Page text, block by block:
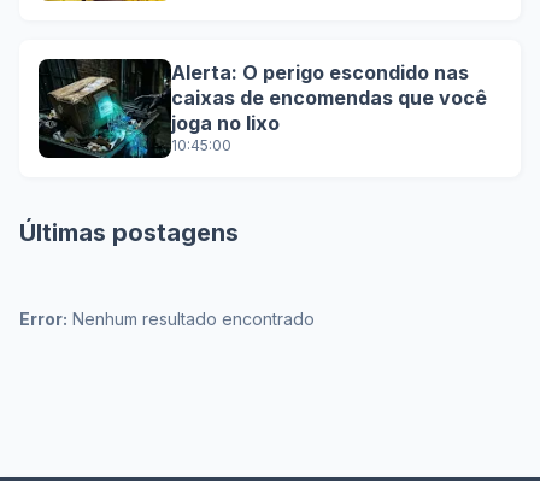
Alerta: O perigo escondido nas
caixas de encomendas que você
joga no lixo
10:45:00
Últimas postagens
Error: Nenhum resultado encontrado